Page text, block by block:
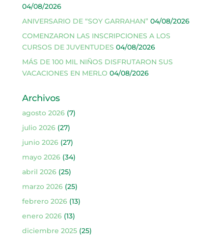
04/08/2026
ANIVERSARIO DE “SOY GARRAHAN” 04/08/2026
COMENZARON LAS INSCRIPCIONES A LOS
CURSOS DE JUVENTUDES 04/08/2026
MÁS DE 100 MIL NIÑOS DISFRUTARON SUS
VACACIONES EN MERLO 04/08/2026
Archivos
agosto 2026(7)
julio 2026(27)
junio 2026(27)
mayo 2026(34)
abril 2026(25)
marzo 2026(25)
febrero 2026(13)
enero 2026(13)
diciembre 2025(25)